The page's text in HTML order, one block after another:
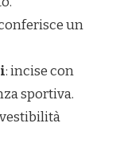
un
: incise con
sportiva.